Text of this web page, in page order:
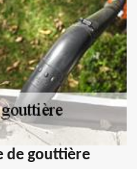
de gouttière